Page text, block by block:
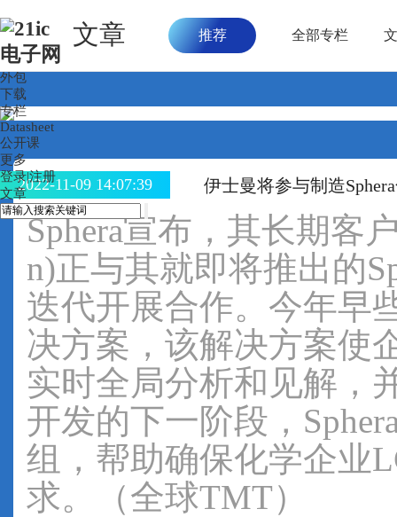
伊士曼将参与制造
Sphera宣布，其长期客
n)正与其就即将推出的
迭代开展合作。今年早
决方案，该解决方案使
实时全局分析和见解，
开发的下一阶段，
组，帮助确保化学企业
求。（全球TMT）
2022-11-09 14:07:39
首页
论坛
外包
下载
专栏
Datasheet
公开课
更多
登录|注册
文章
文章 推荐 全部专栏